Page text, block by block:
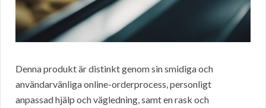
Denna produkt är distinkt genom sin smidiga och
användarvänliga online-orderprocess, personligt
anpassad hjälp och vägledning, samt en rask och